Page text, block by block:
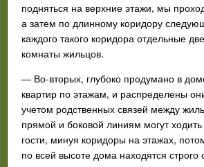
подняться на верхние этажи, мы
а затем по длинному коридору
каждого такого коридора отдельные
комнаты жильцов.
— Во-вторых, глубоко продумано в
квартир по этажам, и распределены
учетом родственных связей между
прямой и боковой линиям могут ходить
гости, минуя коридоры на этажах,
по всей высоте дома находятся строго